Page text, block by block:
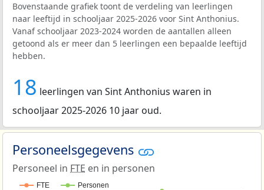
Bovenstaande grafiek toont de verdeling van leerlingen
naar leeftijd in schooljaar 2025-2026 voor Sint Anthonius.
Vanaf schooljaar 2023-2024 worden de aantallen alleen
getoond als er meer dan 5 leerlingen een bepaalde leeftijd
hebben.
18 leerlingen van Sint Anthonius waren in
schooljaar 2025-2026 10 jaar oud.
Personeelsgegevens
Personeel in FTE en in personen
FTE Personen